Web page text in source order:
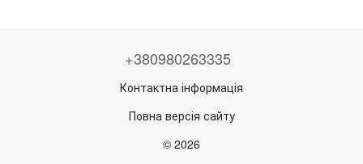
+380980263335
Контактна інформація
Повна версія сайту
© 2026